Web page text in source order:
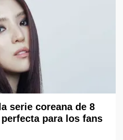
serie coreana de 8
para los fans